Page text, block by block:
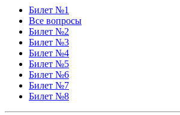
Билет №1
Все вопросы
Билет №2
Билет №3
Билет №4
Билет №5
Билет №6
Билет №7
Билет №8